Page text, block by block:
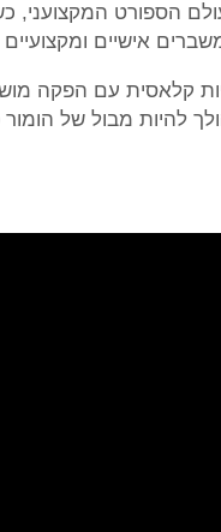
הספורט
אישיים
קלאסית עם הפקה
להיות מבול של הומור